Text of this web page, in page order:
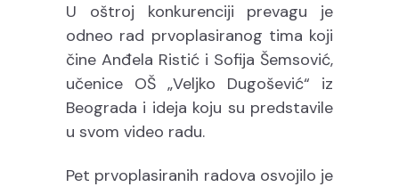
U oštroj konkurenciji prevagu je
odneo rad prvoplasiranog tima koji
čine Anđela Ristić i Sofija Šemsović,
učenice OŠ „Veljko Dugošević“ iz
Beograda i ideja koju su predstavile
u svom video radu.
Pet prvoplasiranih radova osvojilo je